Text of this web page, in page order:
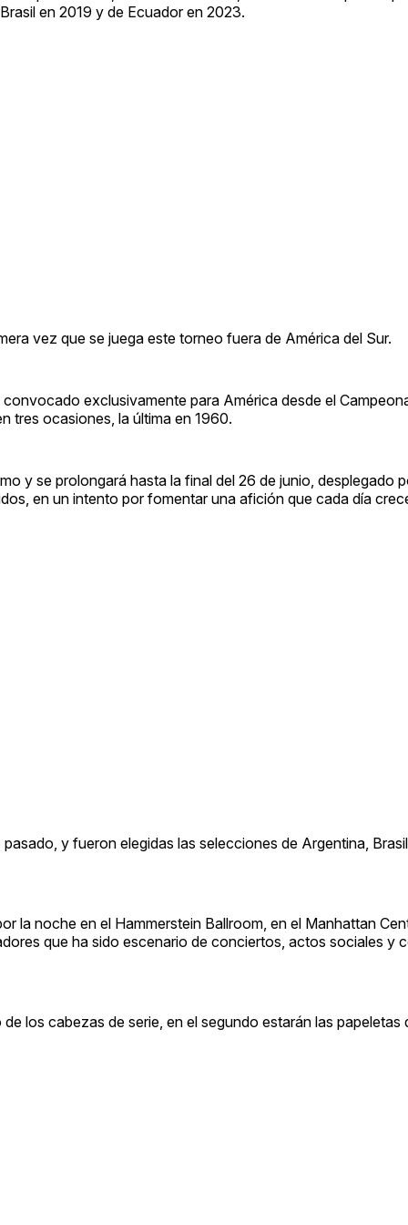
en 2019 y de Ecuador en 2023.
vez que se juega este torneo fuera de América del Sur.
exclusivamente para América desde el
tres ocasiones, la última en 1960.
y se prolongará hasta la final del 26 de junio, desplegado
en un intento por fomentar una afición que cada día
y fueron elegidas las selecciones de Argentina,
la noche en el Hammerstein Ballroom, en el Manhattan
que ha sido escenario de conciertos, actos sociales y
los cabezas de serie, en el segundo estarán las papeletas